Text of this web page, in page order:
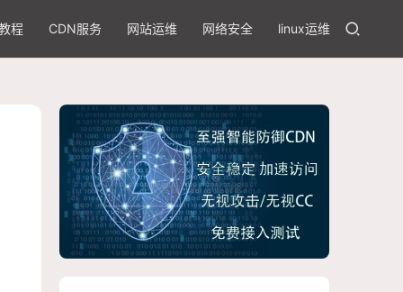
程 CDN服务 网站运维 网络安全 linux运维